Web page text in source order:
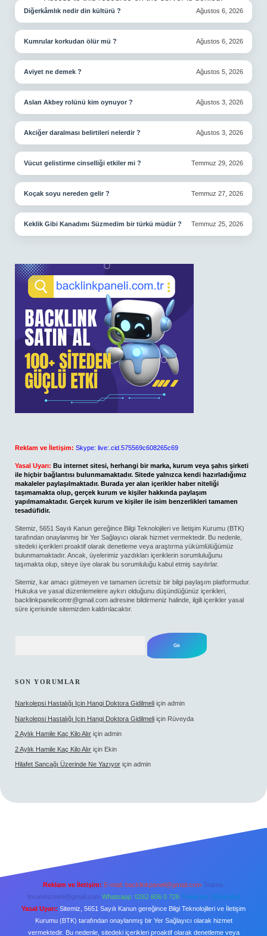
Diğerkâmlık nedir din kültürü ? Ağustos 6, 2026
Kumrular korkudan ölür mü ? Ağustos 6, 2026
Aviyet ne demek ? Ağustos 5, 2026
Aslan Akbey rolünü kim oynuyor ? Ağustos 3, 2026
Akciğer daralması belirtileri nelerdir ? Ağustos 3, 2026
Vücut gelistirme cinselliği etkiler mi ? Temmuz 29, 2026
Koçak soyu nereden gelir ? Temmuz 27, 2026
Keklik Gibi Kanadımı Süzmedim bir türkü müdür ? Temmuz 25, 2026
Reklam ve İletişim: Skype: live:.cid.575569c608265c69
Yasal Uyarı: Bu internet sitesi, herhangi bir marka, kurum veya şahıs şirketi
ile hiçbir bağlantısı bulunmamaktadır. Sitede yalnızca kendi hazırladığımız
makaleler paylaşılmaktadır. Burada yer alan içerikler haber niteliği
taşımamakta olup, gerçek kurum ve kişiler hakkında paylaşım
yapılmamaktadır. Gerçek kurum ve kişiler ile isim benzerlikleri tamamen
tesadüfidir.
Sitemiz, 5651 Sayılı Kanun gereğince Bilgi Teknolojileri ve İletişim Kurumu (BTK)
tarafından onaylanmış bir Yer Sağlayıcı olarak hizmet vermektedir. Bu nedenle,
sitedeki içerikleri proaktif olarak denetleme veya araştırma yükümlülüğümüz
bulunmamaktadır. Ancak, üyelerimiz yazdıkları içeriklerin sorumluluğunu
taşımakta olup, siteye üye olarak bu sorumluluğu kabul etmiş sayılırlar.
Sitemiz, kar amacı gütmeyen ve tamamen ücretsiz bir bilgi paylaşım platformudur.
Hukuka ve yasal düzenlemelere aykırı olduğunu düşündüğünüz içerikleri,
backlinkpanelicomtr@gmail.com adresine bildirmeniz halinde, ilgili içerikler yasal
süre içerisinde sitemizden kaldırılacaktır.
SON YORUMLAR
Narkolepsi Hastalığı Için Hangi Doktora Gidilmeli için admin
Narkolepsi Hastalığı Için Hangi Doktora Gidilmeli için Rüveyda
2 Aylık Hamile Kaç Kilo Alır için admin
2 Aylık Hamile Kaç Kilo Alır için Ekin
Hilafet Sancağı Üzerinde Ne Yazıyor için admin
Reklam ve İletişim: E-mail: backlinkpaneli@gmail.com Teams:
forumhizmeti@gmail.com Whatsapp: 0262 606 0 726 Telegram: @karabul
Yasal Uyarı: Sitemiz, 5651 Sayılı Kanun gereğince Bilgi Teknolojileri ve İletişim
Kurumu (BTK) tarafından onaylanmış bir Yer Sağlayıcı olarak hizmet
vermektedir. Bu nedenle, sitedeki içerikleri proaktif olarak denetleme veya